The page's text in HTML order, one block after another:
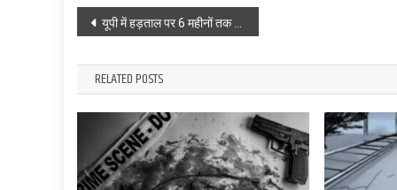
Post
navigation
यूपी में हड़ताल पर 6 महीनों तक रोक, ESMA लागू
RELATED POSTS